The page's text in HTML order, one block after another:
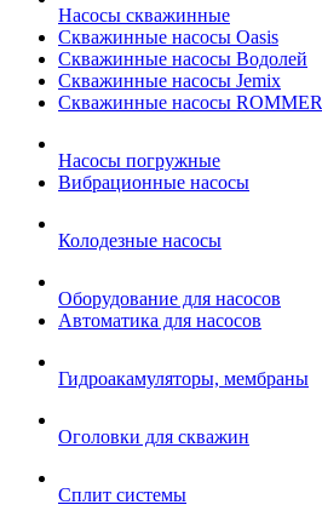
Насосы скважинные
Скважинные насосы Oasis
Скважинные насосы Водолей
Скважинные насосы Jemix
Cкважинные насосы ROMMER
Насосы погружные
Вибрационные насосы
Колодезные насосы
Оборудование для насосов
Автоматика для насосов
Гидроакамуляторы, мембраны
Оголовки для скважин
Сплит системы